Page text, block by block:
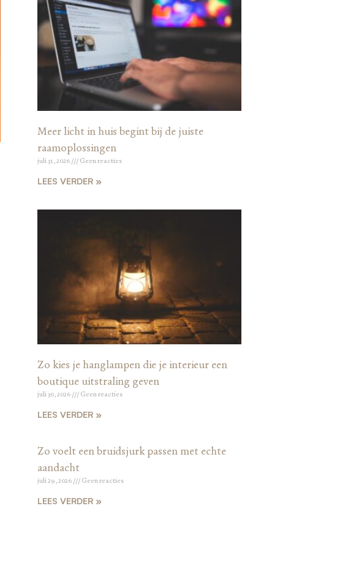
Meer licht in huis begint bij de juiste
raamoplossingen
juli 31, 2026 Geen reacties
LEES VERDER »
Zo kies je hanglampen die je interieur een
boutique uitstraling geven
juli 30, 2026 Geen reacties
LEES VERDER »
Zo voelt een bruidsjurk passen met echte
aandacht
juli 29, 2026 Geen reacties
LEES VERDER »